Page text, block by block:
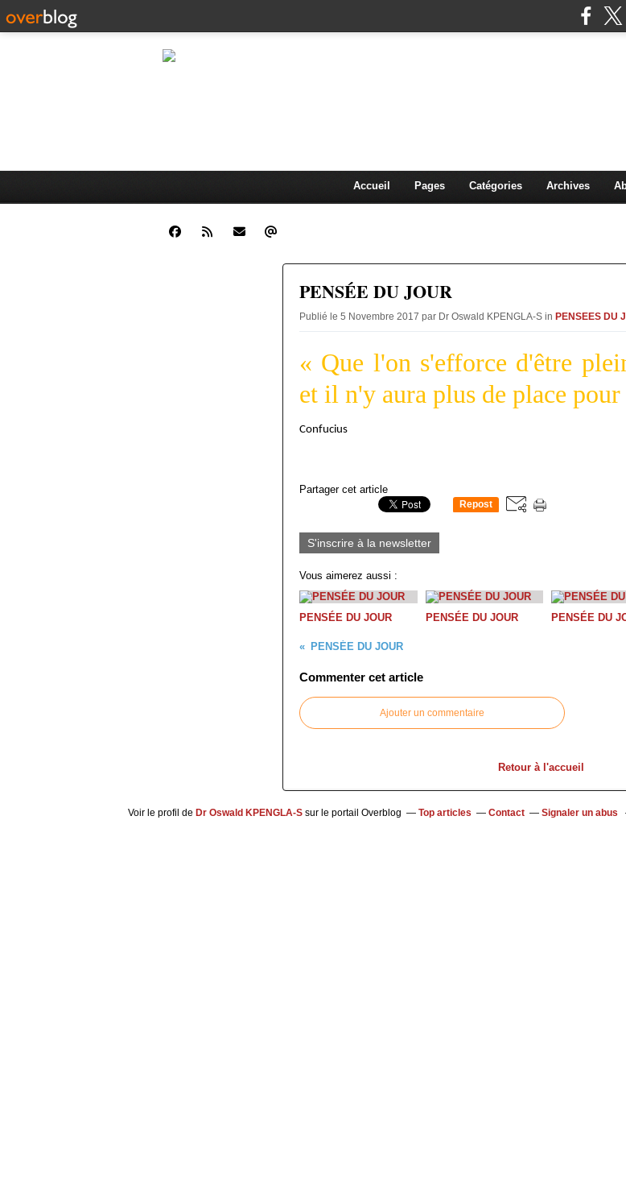
Accueil Pages Catégories Archives
PENSÉE DU JOUR
Publié le 5 Novembre 2017 par Dr Oswald KPENGLA-S in PENSEES DU
« Que l'on s'efforce d'être
et il n'y aura plus de place
Confucius
Partager cet article
Repost
S'inscrire à la newsletter
Vous aimerez aussi :
PENSÉE DU JOUR PENSÉE DU JOUR PENSÉE DU
PENSÉE DU JOUR
Commenter cet article
Ajouter un commentaire
Retour à l'accueil
Voir le profil de Dr Oswald KPENGLA-S sur le portail Overblog Top articles Contact Signaler un abus